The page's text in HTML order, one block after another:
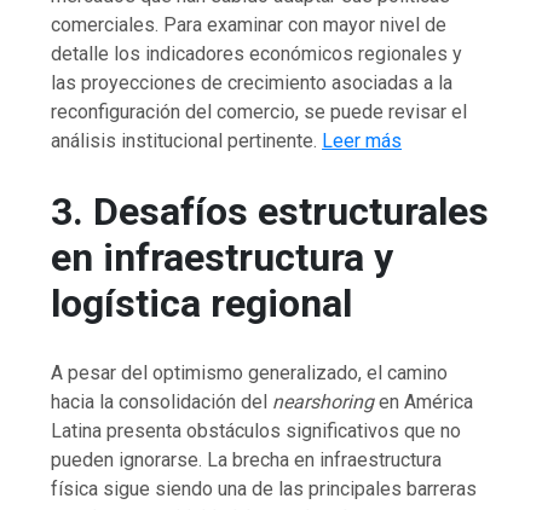
comerciales. Para examinar con mayor nivel de
detalle los indicadores económicos regionales y
las proyecciones de crecimiento asociadas a la
reconfiguración del comercio, se puede revisar el
análisis institucional pertinente. Leer más
3. Desafíos estructurales
en infraestructura y
logística regional
A pesar del optimismo generalizado, el camino
hacia la consolidación del nearshoringen América
Latina presenta obstáculos significativos que no
pueden ignorarse. La brecha en infraestructura
física sigue siendo una de las principales barreras